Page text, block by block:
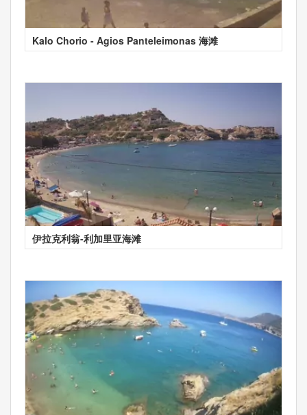
Kalo Chorio - Agios Panteleimonas 海滩
伊拉克利翁-利加里亚海滩